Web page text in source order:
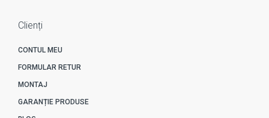
Clienți
CONTUL MEU
FORMULAR RETUR
MONTAJ
GARANȚIE PRODUSE